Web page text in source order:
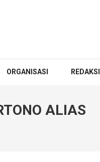
ORGANISASI REDAKSI
ALIAS